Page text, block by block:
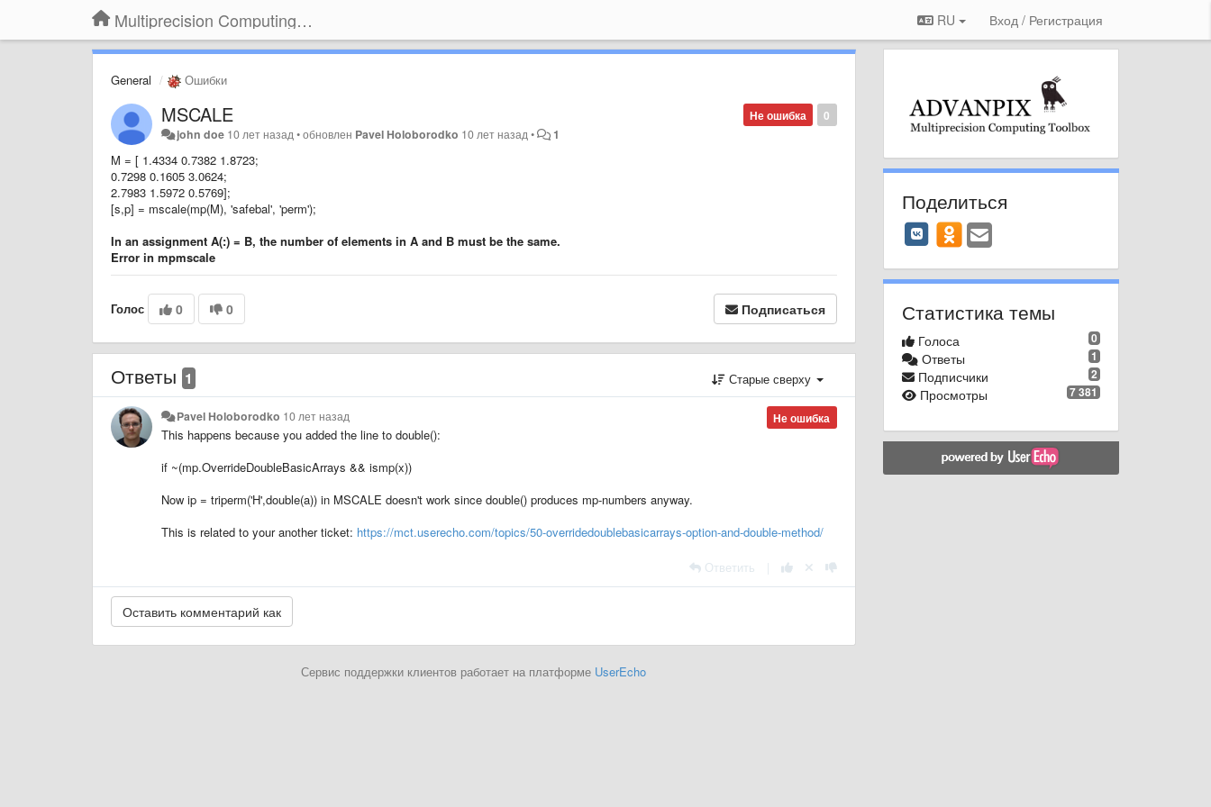
Multiprecision Computing Toolbox for MATLAB RU Вход / Регистрация
General Ошибки
0
Не ошибка
MSCALE
john doe 10 лет назад •обновлен Pavel Holoborodko 10 лет назад • 1
M = [ 1.4334 0.7382 1.8723;
0.7298 0.1605 3.0624;
2.7983 1.5972 0.5769];
[s,p] = mscale(mp(M), 'safebal', 'perm');
In an assignment A(:) = B, the number of elements in A and B must be the same.
Error in mpmscale
Голос 0 0 Подписаться
Ответы 1 Старые сверху
Не ошибка
Pavel Holoborodko 10 лет назад
This happens because you added the line to double():
if ~(mp.OverrideDoubleBasicArrays && ismp(x))
Now ip = triperm('H',double(a)) in MSCALE doesn't work since double() produces mp-numbers anyway.
This is related to your another ticket: https://mct.userecho.com/topics/50-overridedoublebasicarrays-option-and-double-method/
Ответить
Сервис поддержки клиентов работает на платформе UserEcho
Поделиться
Статистика темы
0
Голоса
1
Ответы
2
Подписчики
7 381
Просмотры